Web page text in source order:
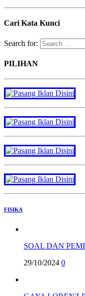
Cari Kata Kunci
Search for:
PILIHAN
FISIKA
SOAL DAN
29/10/2024 0